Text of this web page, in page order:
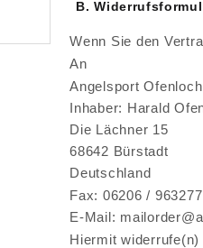
B.
Wenn Sie den
An
Angelsport
Inhaber: Harald
Die Lächner 15
68642 Bürstadt
Deutschland
Fax: 06206 / 963277
E-Mail:
Hiermit